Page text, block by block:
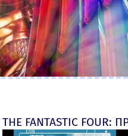
-
THE FANTASTIC